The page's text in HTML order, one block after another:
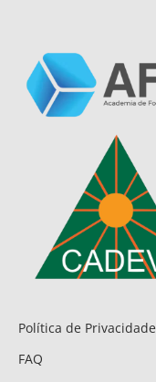
Política de Privacidade
FAQ